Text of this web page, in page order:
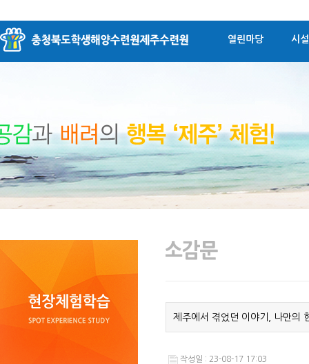
열린마당 시
제주에서 겪었던 이야기, 나만의
작성일 : 23-08-17 17:03